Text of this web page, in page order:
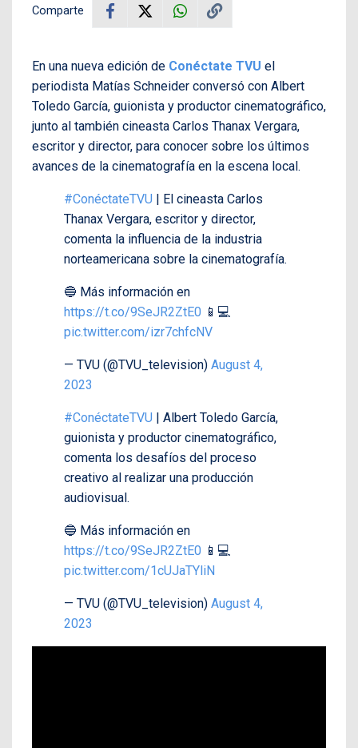
Comparte
En una nueva edición de Conéctate TVU el
periodista Matías Schneider conversó con Albert
Toledo García, guionista y productor cinematográfico,
junto al también cineasta Carlos Thanax Vergara,
escritor y director, para conocer sobre los últimos
avances de la cinematografía en la escena local.
#ConéctateTVU | El cineasta Carlos
Thanax Vergara, escritor y director,
comenta la influencia de la industria
norteamericana sobre la cinematografía.
🔵 Más información en
https://t.co/9SeJR2ZtE0 📱💻
pic.twitter.com/izr7chfcNV
— TVU (@TVU_television) August 4,
2023
#ConéctateTVU | Albert Toledo García,
guionista y productor cinematográfico,
comenta los desafíos del proceso
creativo al realizar una producción
audiovisual.
🔵 Más información en
https://t.co/9SeJR2ZtE0 📱💻
pic.twitter.com/1cUJaTYliN
— TVU (@TVU_television) August 4,
2023